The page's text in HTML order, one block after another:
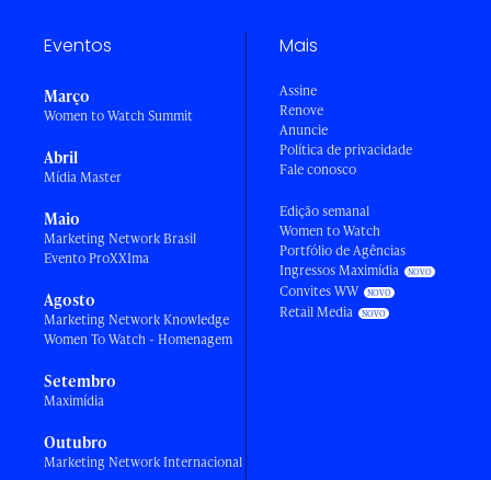
Eventos
Março
Women to Watch Summit
Abril
Mídia Master
Maio
Marketing Network Brasil
Evento ProXXIma
Agosto
Marketing Network Knowledge
Women To Watch - Homenagem
Setembro
Maximídia
Outubro
Marketing Network Internacional
Mais
Assine
Renove
Anuncie
Política de privacidade
Fale conosco
Edição semanal
Women to Watch
Portfólio de Agências
Ingressos Maximídia
Convites WW
Retail Media